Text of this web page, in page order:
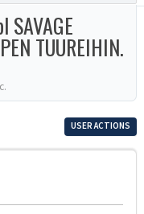
TUUREIHIN.
USER ACTIONS